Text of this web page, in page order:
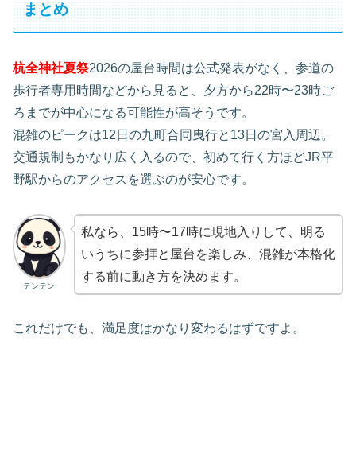
まとめ
杭全神社夏祭2026の屋台時間は公式発表がなく、参道の
歩行者専用時間などから見ると、夕方から22時〜23時ご
ろまでが中心になる可能性が高そうです。
混雑のピークは12日の九町合同曳行と13日の宮入周辺。
交通規制もかなり広く入るので、初めて行く方ほどJR平
野駅からのアクセスを選ぶのが安心です。
テンテン
私なら、15時〜17時に現地入りして、明る
いうちに参拝と屋台を楽しみ、混雑が本格化
する前に動き方を決めます。
これだけでも、満足度はかなり変わるはずですよ。